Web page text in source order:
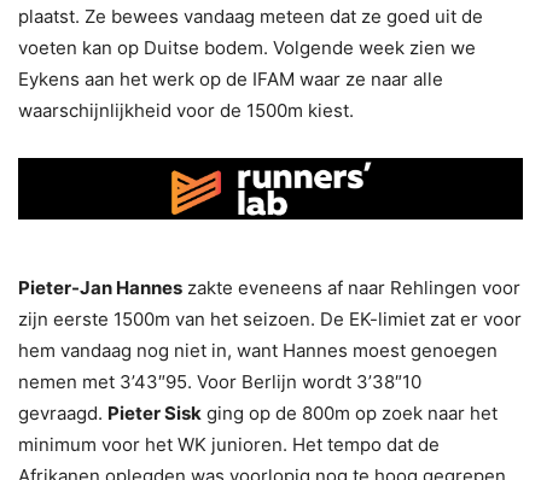
plaatst. Ze bewees vandaag meteen dat ze goed uit de
voeten kan op Duitse bodem. Volgende week zien we
Eykens aan het werk op de IFAM waar ze naar alle
waarschijnlijkheid voor de 1500m kiest.
Pieter-Jan Hannes zakte eveneens af naar Rehlingen voor
zijn eerste 1500m van het seizoen. De EK-limiet zat er voor
hem vandaag nog niet in, want Hannes moest genoegen
nemen met 3’43″95. Voor Berlijn wordt 3’38″10
gevraagd. Pieter Sisk ging op de 800m op zoek naar het
minimum voor het WK junioren. Het tempo dat de